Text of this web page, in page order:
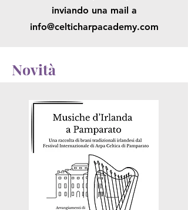
inviando una mail a
info@celticharpacademy.com
Novità